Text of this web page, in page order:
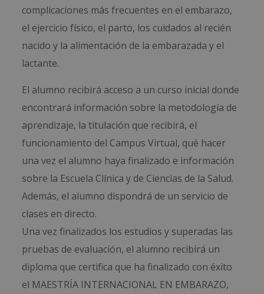
complicaciones más frecuentes en el embarazo,
el ejercicio físico, el parto, los cuidados al recién
nacido y la alimentación de la embarazada y el
lactante.
El alumno recibirá acceso a un curso inicial donde
encontrará información sobre la metodología de
aprendizaje, la titulación que recibirá, el
funcionamiento del Campus Virtual, qué hacer
una vez el alumno haya finalizado e información
sobre la Escuela Clínica y de Ciencias de la Salud.
Además, el alumno dispondrá de un servicio de
clases en directo.
Una vez finalizados los estudios y superadas las
pruebas de evaluación, el alumno recibirá un
diploma que certifica que ha finalizado con éxito
el MAESTRÍA INTERNACIONAL EN EMBARAZO,